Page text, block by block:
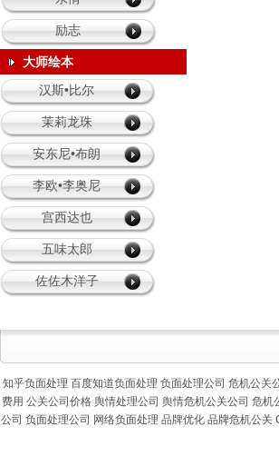
励志
大师绘本
汉斯•比尔
茉莉龙珠
安东尼•布朗
李欧•李奥尼
宫西达也
五味太郎
佐佐木洋子
知乎负面处理 百度知道负面处理 负面处理公司 危机公关
费用 公关公司价格 舆情处理公司 舆情危机公关公司 危机
公司 负面处理公司 网络负面处理 品牌优化 品牌危机公关